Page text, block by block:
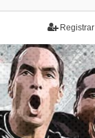
Registrar